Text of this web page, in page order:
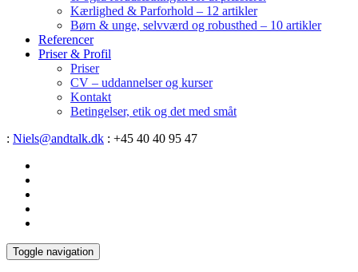
Kærlighed & Parforhold – 12 artikler
Børn & unge, selvværd og robusthed – 10 artikler
Referencer
Priser & Profil
Priser
CV – uddannelser og kurser
Kontakt
Betingelser, etik og det med småt
: Niels@andtalk.dk : +45 40 40 95 47
Toggle navigation